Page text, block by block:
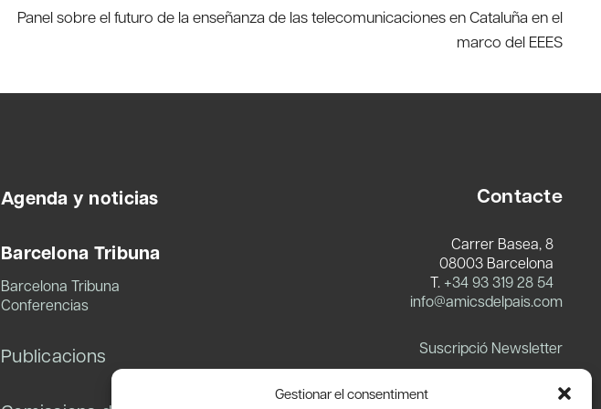
Gestionar el consentiment
Panel sobre el futuro de la enseñanza de las telecomunicaciones en Cataluña en el
marco del EEES
Agenda y noticias
Barcelona Tribuna
Barcelona Tribuna
Conferencias
Publicacions
Contacte
Carrer Basea, 8
08003 Barcelona
T. +34 93 319 28 54
info@amicsdelpais.com
Suscripció Newsletter
YouTube